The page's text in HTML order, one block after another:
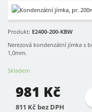
Produkt: E2400-200-KBW
Nerezová kondenzátní jímka s
1,0mm.
Skladem
981 Kč
811 Kč bez DPH